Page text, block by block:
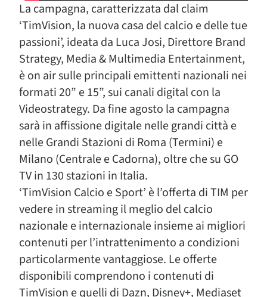
La campagna, caratterizzata dal claim
‘TimVision, la nuova casa del calcio e delle tue
passioni’, ideata da Luca Josi, Direttore Brand
Strategy, Media & Multimedia Entertainment,
è on air sulle principali emittenti nazionali nei
formati 20” e 15”, sui canali digital con la
Videostrategy. Da fine agosto la campagna
sarà in affissione digitale nelle grandi città e
nelle Grandi Stazioni di Roma (Termini) e
Milano (Centrale e Cadorna), oltre che su GO
TV in 130 stazioni in Italia.
‘TimVision Calcio e Sport’ è l’offerta di TIM per
vedere in streaming il meglio del calcio
nazionale e internazionale insieme ai migliori
contenuti per l’intrattenimento a condizioni
particolarmente vantaggiose. Le offerte
disponibili comprendono i contenuti di
TimVision e quelli di Dazn, Disney+, Mediaset